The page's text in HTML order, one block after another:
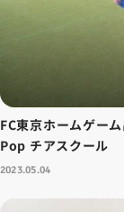
FC東京ホームゲー
Pop チアスクール
2023.05.04